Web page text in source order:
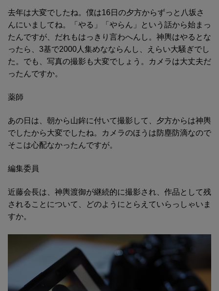
去年は大変でしたね。僕は16日の夕方からずっと八坂さ
んにいましてね。「やる」「やらん」という話から始まっ
たんですが、だれもはっきり言わへんし。神輿はやるとな
ったら、3基で2000人集めなならんし、えらい大騒ぎでし
た。でも、写真の撮影も大変でしょう。カメラは大丈夫だ
ったんですか。
薬師
あの日は、朝から山鉾に付いて撮影して、夕方からは神輿
でしたから大変でしたね。カメラのほうは防塵防滴なので
そこは心配なかったんですが。
編集委員
近藤会長は、神輿渡御が継続的に撮影され、作品として残
されることについて、どのようにとらえていらっしゃいま
すか。